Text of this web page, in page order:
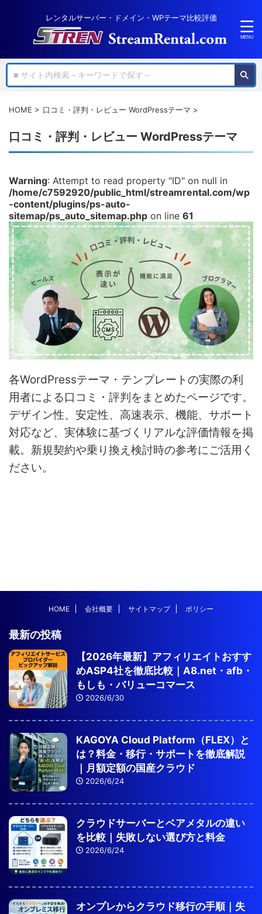
レンタルサーバー・ドメイン・WPテーマ比較評価
HOME > 口コミ・評判・レビュー WordPressテーマ >
口コミ・評判・レビュー WordPressテーマ
Warning: Attempt to read property "ID" on null in
/home/c7592920/public_html/streamrental.com/wp
-content/plugins/ps-auto-
sitemap/ps_auto_sitemap.php on line 61
各WordPressテーマ・テンプレートの実際の利
用者による口コミ・評判をまとめたページです。
デザイン性、安定性、高速表示、機能、サポート
対応など、実体験に基づくリアルな評価情報を掲
載。新規契約や乗り換え検討時の参考にご活用く
ださい。
HOME 会社概要 サイトマップ ポリシー
最新の投稿
【2026年最新】アフィリエイトおすす
めASP4社を徹底比較｜A8.net・afb・
もしも・バリューコマース
2026/6/30
KAGOYA Cloud Platform（FLEX）と
は？料金・移行・サポートを徹底解説
｜月額定額の国産クラウド
2026/6/24
クラウドサーバーとベアメタルの違い
を比較｜失敗しない選び方と料金
2026/6/24
オンプレからクラウド移行の手順｜失